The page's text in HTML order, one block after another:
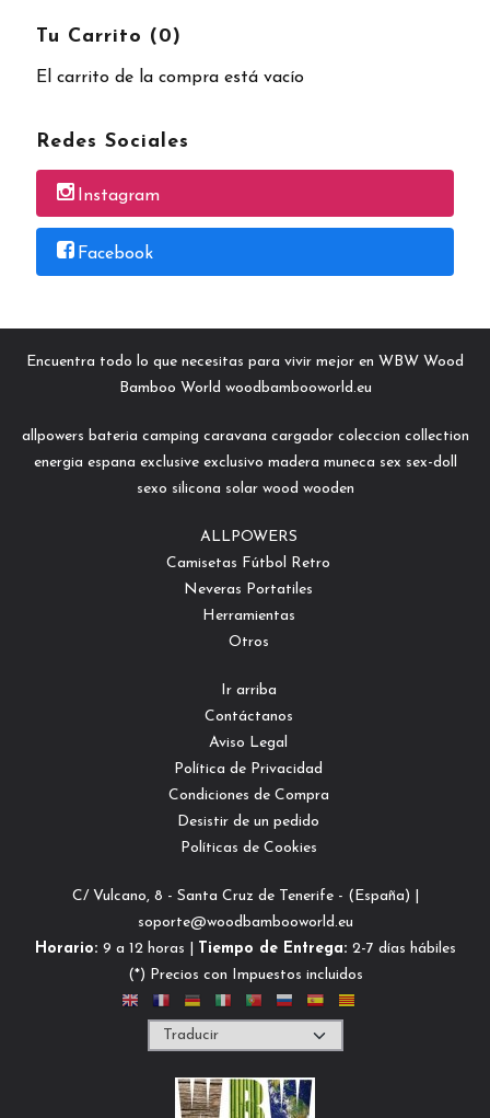
Tu Carrito (0)
El carrito de la compra está vacío
Redes Sociales
Instagram
Facebook
Encuentra todo lo que necesitas para vivir mejor en WBW Wood
Bamboo World woodbambooworld.eu
allpowers bateria camping caravana cargador coleccion collection
energia espana exclusive exclusivo madera muneca sex sex-doll
sexo silicona solar wood wooden
ALLPOWERS
Camisetas Fútbol Retro
Neveras Portatiles
Herramientas
Otros
Ir arriba
Contáctanos
Aviso Legal
Política de Privacidad
Condiciones de Compra
Desistir de un pedido
Políticas de Cookies
C/ Vulcano, 8 - Santa Cruz de Tenerife - (España) |
soporte@woodbambooworld.eu
Horario: 9 a 12 horas | Tiempo de Entrega: 2-7 días hábiles
(*) Precios con Impuestos incluidos